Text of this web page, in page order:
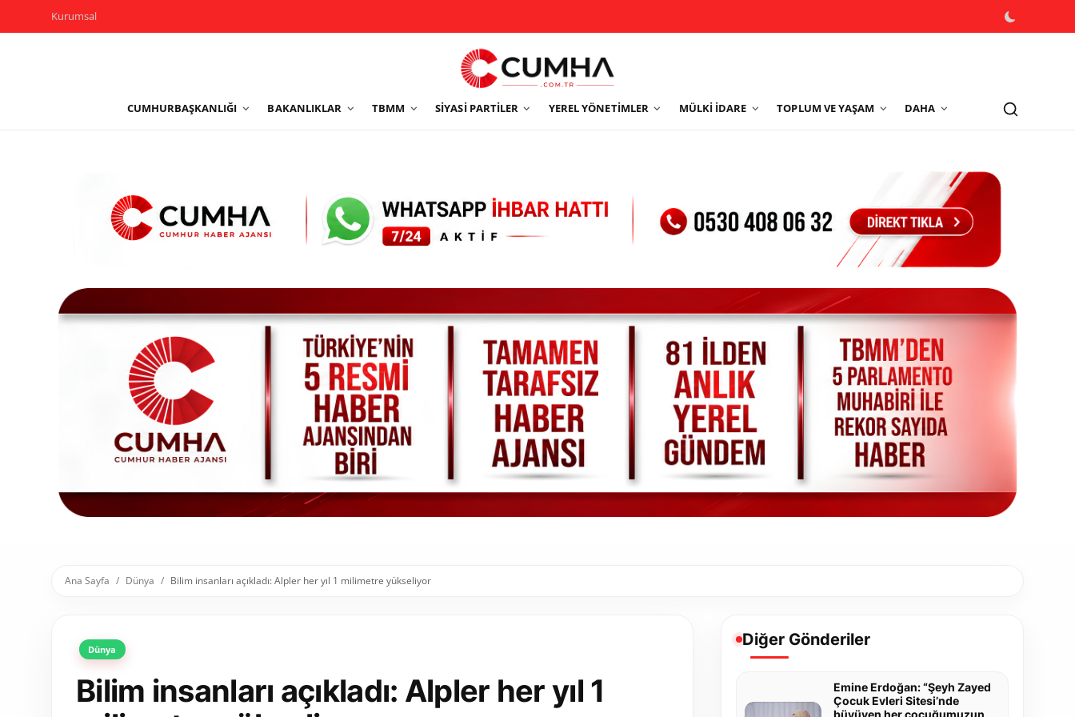
Kurumsal
CUMHURBAŞKANLIĞI BAKANLIKLAR TBMM SIYASI PARTILER YEREL YÖNETIMLER MÜLKI İDARE TOPLUM VE YAŞAM DAHA
Yerel Yönetimler
Sivil Toplum Kuruluşları
Kamu Kurumları ve Üst Kurullar
Resmi Reklamlar
Ana Sayfa Dünya Bilim insanları açıkladı: Alpler her yıl 1 milimetre yükseliyor
Dünya
Bilim insanları açıkladı: Alpler her yıl 1
Diğer Gönderiler
Emine Erdoğan: “Şeyh Zayed
Çocuk Evleri Sitesi’nde